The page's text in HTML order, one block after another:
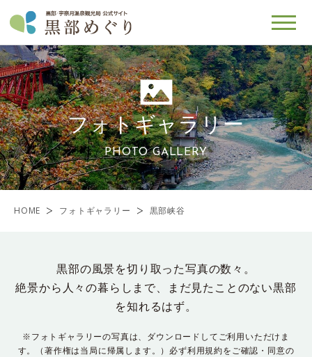
フォトギャラリー
PHOTO GALLERY
HOME フォトギャラリー 黒部峡谷
黒部の風景を切り取った写真の数々。
絶景から人々の暮らしまで、まだ見たことのない黒部
を知れるはず。
※フォトギャラリーの写真は、ダウンロードしてご利用いただけま
す。（著作権は当局に帰属します。）必ず利用規約をご確認・同意の